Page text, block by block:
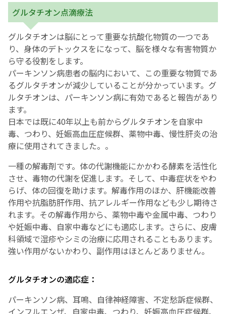
グルタチオン点滴療法
グルタチオンは脳にとって重要な抗酸化物質の一つであ
り、身体のデトックスをになって、脳を様々な有害物質か
ら守る役割をします。
パーキンソン病患者の脳内において、この重要な物質であ
るグルタチオンが減少していることが分かっています。グ
ルタチオンは、パーキンソン病に有効であると報告があり
ます。
日本では既に40年以上も前からグルタチオンを自家中
毒、つわり、妊娠高血圧症候群、薬物中毒、慢性肝炎の治
療に使用されてきました。。
一種の解毒剤です。体の代謝機能にかかわる酵素を活性化
させ、毒物の代謝を促進します。そして、中毒症状をやわ
らげ、体の回復を助けます。解毒作用のほか、肝機能改善
作用や抗脂肪肝作用、抗アレルギー作用なども少し期待さ
れます。その解毒作用から、薬物中毒や金属中毒、つわり
や妊娠中毒、自家中毒などにも適応します。さらに、皮膚
科領域で湿疹やシミの治療に応用されることもあります。
強い作用がないかわり、副作用はほとんどありません。
グルタチオンの適応症：
パーキンソン病、耳鳴、自律神経障害、不定愁訴症候群、
インフルエンザ、自家中毒、つわり、妊娠高血圧症候群、